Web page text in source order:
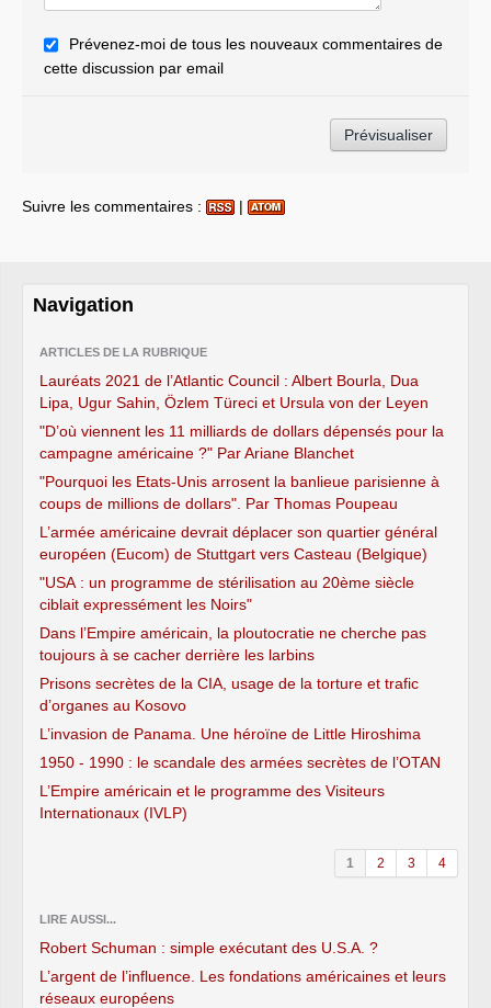
Prévenez-moi de tous les nouveaux commentaires de
cette discussion par email
Suivre les commentaires : |
Navigation
ARTICLES DE LA RUBRIQUE
Lauréats 2021 de l’Atlantic Council : Albert Bourla, Dua
Lipa, Ugur Sahin, Özlem Türeci et Ursula von der Leyen
"D’où viennent les 11 milliards de dollars dépensés pour la
campagne américaine ?" Par Ariane Blanchet
"Pourquoi les Etats-Unis arrosent la banlieue parisienne à
coups de millions de dollars". Par Thomas Poupeau
L’armée américaine devrait déplacer son quartier général
européen (Eucom) de Stuttgart vers Casteau (Belgique)
"USA : un programme de stérilisation au 20ème siècle
ciblait expressément les Noirs"
Dans l’Empire américain, la ploutocratie ne cherche pas
toujours à se cacher derrière les larbins
Prisons secrètes de la CIA, usage de la torture et trafic
d’organes au Kosovo
L’invasion de Panama. Une héroïne de Little Hiroshima
1950 - 1990 : le scandale des armées secrètes de l’OTAN
L’Empire américain et le programme des Visiteurs
Internationaux (IVLP)
1 2 3 4
LIRE AUSSI...
Robert Schuman : simple exécutant des U.S.A. ?
L’argent de l’influence. Les fondations américaines et leurs
réseaux européens